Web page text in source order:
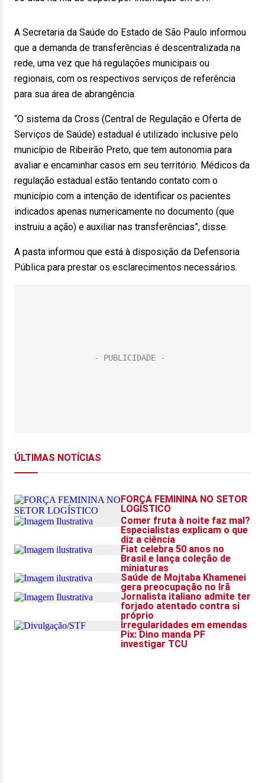
A Secretaria da Saúde do Estado de São Paulo informou
que a demanda de transferências é descentralizada na
rede, uma vez que há regulações municipais ou
regionais, com os respectivos serviços de referência
para sua área de abrangência.
“O sistema da Cross (Central de Regulação e Oferta de
Serviços de Saúde) estadual é utilizado inclusive pelo
município de Ribeirão Preto, que tem autonomia para
avaliar e encaminhar casos em seu território. Médicos da
regulação estadual estão tentando contato com o
município com a intenção de identificar os pacientes
indicados apenas numericamente no documento (que
instruiu a ação) e auxiliar nas transferências”, disse.
A pasta informou que está à disposição da Defensoria
Pública para prestar os esclarecimentos necessários.